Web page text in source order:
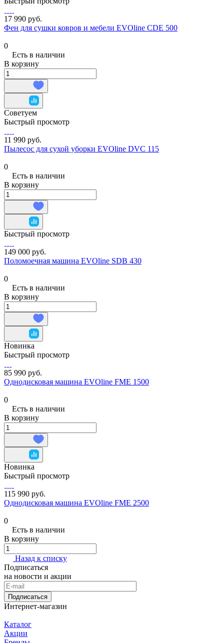
17 990 руб.
Фен для сушки ковров и мебели EVOline CDE 500
0
Есть в наличии
В корзину
Советуем
Быстрый просмотр
11 990 руб.
Пылесос для сухой уборки EVOline DVC 115
0
Есть в наличии
В корзину
Быстрый просмотр
149 000 руб.
Поломоечная машина EVOline SDB 430
0
Есть в наличии
В корзину
Новинка
Быстрый просмотр
85 990 руб.
Однодисковая машина EVOline FME 1500
0
Есть в наличии
В корзину
Новинка
Быстрый просмотр
115 990 руб.
Однодисковая машина EVOline FME 2500
0
Есть в наличии
В корзину
Назад к списку
Подписаться
на новости и акции
Подписаться
Интернет-магазин
Каталог
Акции